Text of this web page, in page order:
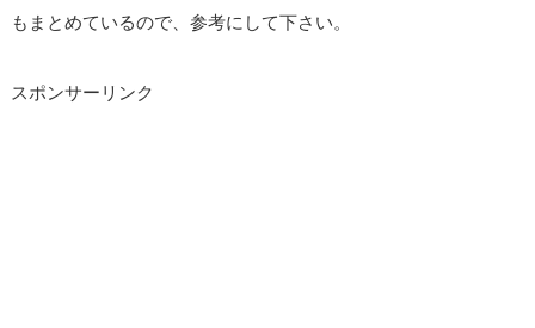
もまとめているので、参考にして下さい。
スポンサーリンク